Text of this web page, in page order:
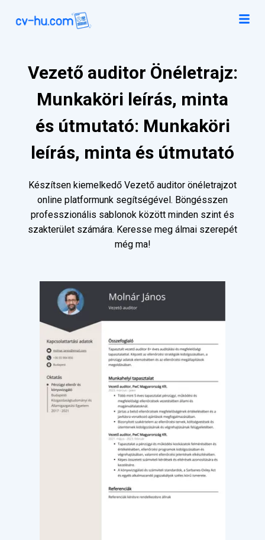
Vezető auditor Önéletrajz:
Munkaköri leírás, minta
és útmutató: Munkaköri
leírás, minta és útmutató
Készítsen kiemelkedő Vezető auditor önéletrajzot
online platformunk segítségével. Böngésszen
professzionális sablonok között minden szint és
szakterület számára. Keresse meg álmai szerepét
még ma!